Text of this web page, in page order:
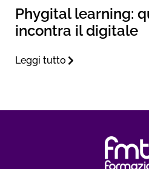
Phygital learning:
incontra il digitale
Leggi tutto